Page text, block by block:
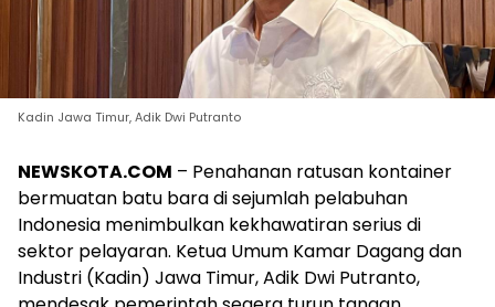
Kadin Jawa Timur, Adik Dwi Putranto
NEWSKOTA.COM – Penahanan ratusan kontainer
bermuatan batu bara di sejumlah pelabuhan
Indonesia menimbulkan kekhawatiran serius di
sektor pelayaran. Ketua Umum Kamar Dagang dan
Industri (Kadin) Jawa Timur, Adik Dwi Putranto,